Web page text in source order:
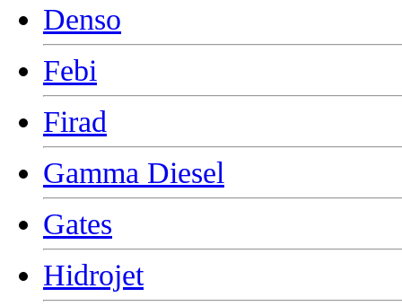
Denso
Febi
Firad
Gamma Diesel
Gates
Hidrojet